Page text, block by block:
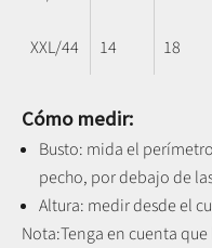
XXL/44 14 18
Cómo medir:
Busto: mida el
pecho, por debajo de
Altura: medir desde el
Nota:Tenga en cuenta